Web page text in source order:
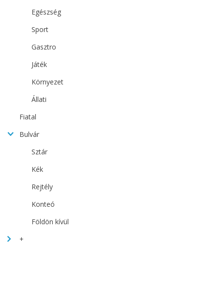
Egészség
Sport
Gasztro
Játék
Környezet
Állati
Fiatal
Bulvár
Sztár
Kék
Rejtély
Konteó
Földön kívül
+